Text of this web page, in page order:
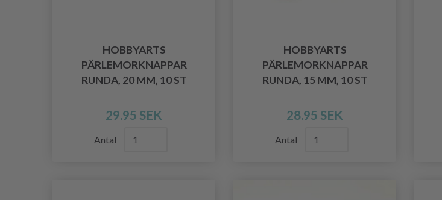
HOBBYARTS
PÄRLEMORKNAPPAR
RUNDA, 20 MM, 10 ST
29.95 SEK
Antal
HOBBYARTS
PÄRLEMORKNAPPAR
RUNDA, 15 MM, 10 ST
28.95 SEK
Antal